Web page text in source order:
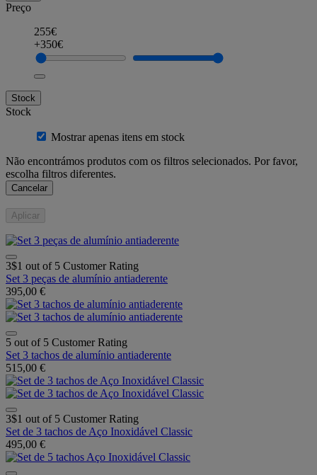
Preço
255€
+350€
Stock
Stock
Mostrar apenas itens em stock
Não encontrámos produtos com os filtros selecionados. Por favor,
escolha filtros diferentes.
Cancelar
Aplicar
3$1 out of 5 Customer Rating
Set 3 peças de alumínio antiaderente
395,00 €
5 out of 5 Customer Rating
Set 3 tachos de alumínio antiaderente
515,00 €
3$1 out of 5 Customer Rating
Set de 3 tachos de Aço Inoxidável Classic
495,00 €